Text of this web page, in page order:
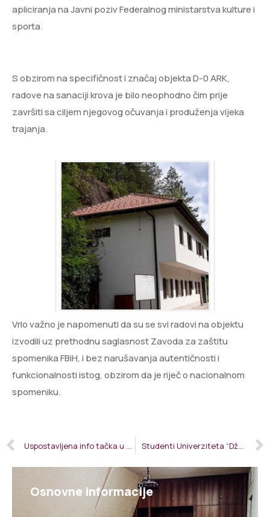
apliciranja na Javni poziv Federalnog ministarstva kulture i
sporta.
S obzirom na specifičnost i značaj objekta D-0 ARK,
radove na sanaciji krova je bilo neophodno čim prije
završiti sa ciljem njegovog očuvanja i produženja vijeka
trajanja.
Vrlo važno je napomenuti da su se svi radovi na objektu
izvodili uz prethodnu saglasnost Zavoda za zaštitu
spomenika FBiH, i bez narušavanja autentičnosti i
funkcionalnosti istog, obzirom da je riječ o nacionalnom
spomeniku.
Uspostavljena info tačka u objektu D-0 ARK/Titov bunke Studenti Univerziteta “Džemal Bijedić” posjetili Titov bunker
Osnovne informacije